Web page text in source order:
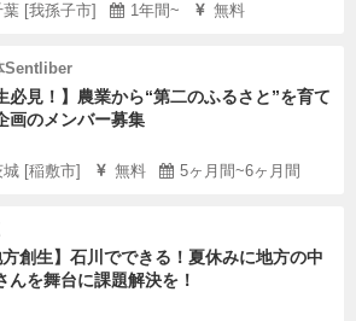
[我孫子市] 1年間~ 無料
Sentliber
必見！】農業から“第二のふるさと”を育て
画のメンバー募集
[稲敷市] 無料 5ヶ月間~6ヶ月間
方創生】石川でできる！夏休みに地方の中
んを舞台に課題解決を！